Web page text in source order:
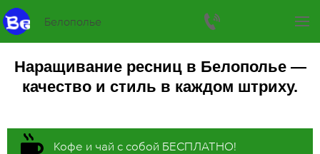
Белополье
Наращивание ресниц в Белополье —
качество и стиль в каждом штриху.
Кофе и чай с собой БЕСПЛАТНО!